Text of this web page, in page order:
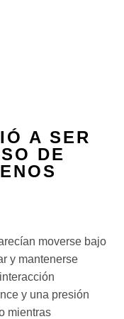
A SER
DE
moverse bajo
y mantenerse
y una presión
mientras